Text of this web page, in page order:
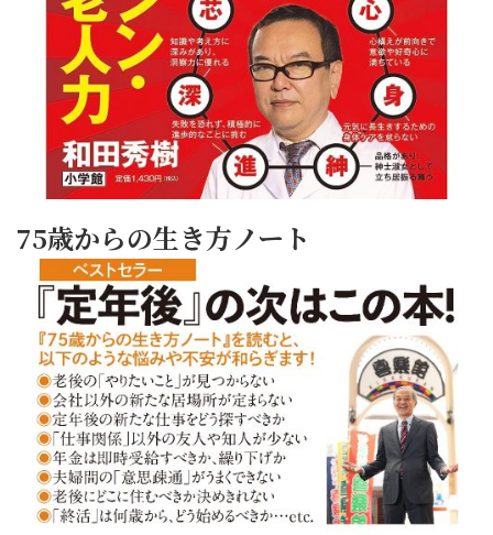
75歳からの生き方ノート